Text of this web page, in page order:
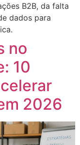
B2B, da falta
dados para
no
10
2026